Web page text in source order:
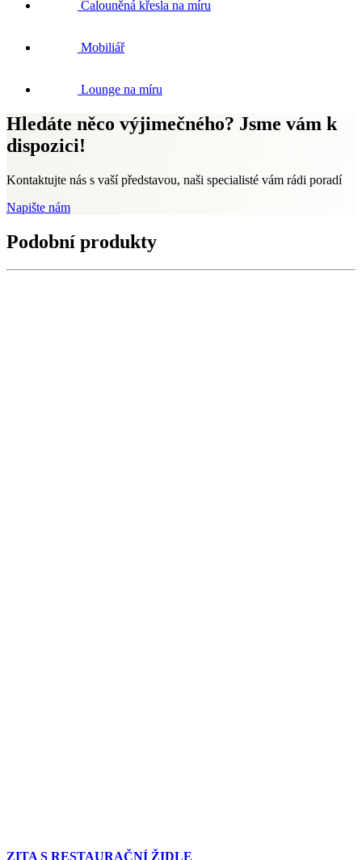
Čalouněná křesla na míru
Mobiliář
Lounge na míru
Hledáte něco výjimečného? Jsme vám k
dispozici!
Kontaktujte nás s vaší představou, naši specialisté vám rádi poradí
Napište nám
Podobní produkty
ZITA S RESTAURAČNÍ ŽIDLE